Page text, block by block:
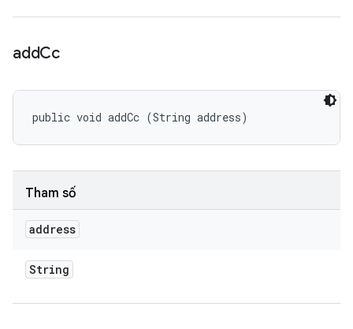
addCc
public void addCc (String address)
Tham số
address
String